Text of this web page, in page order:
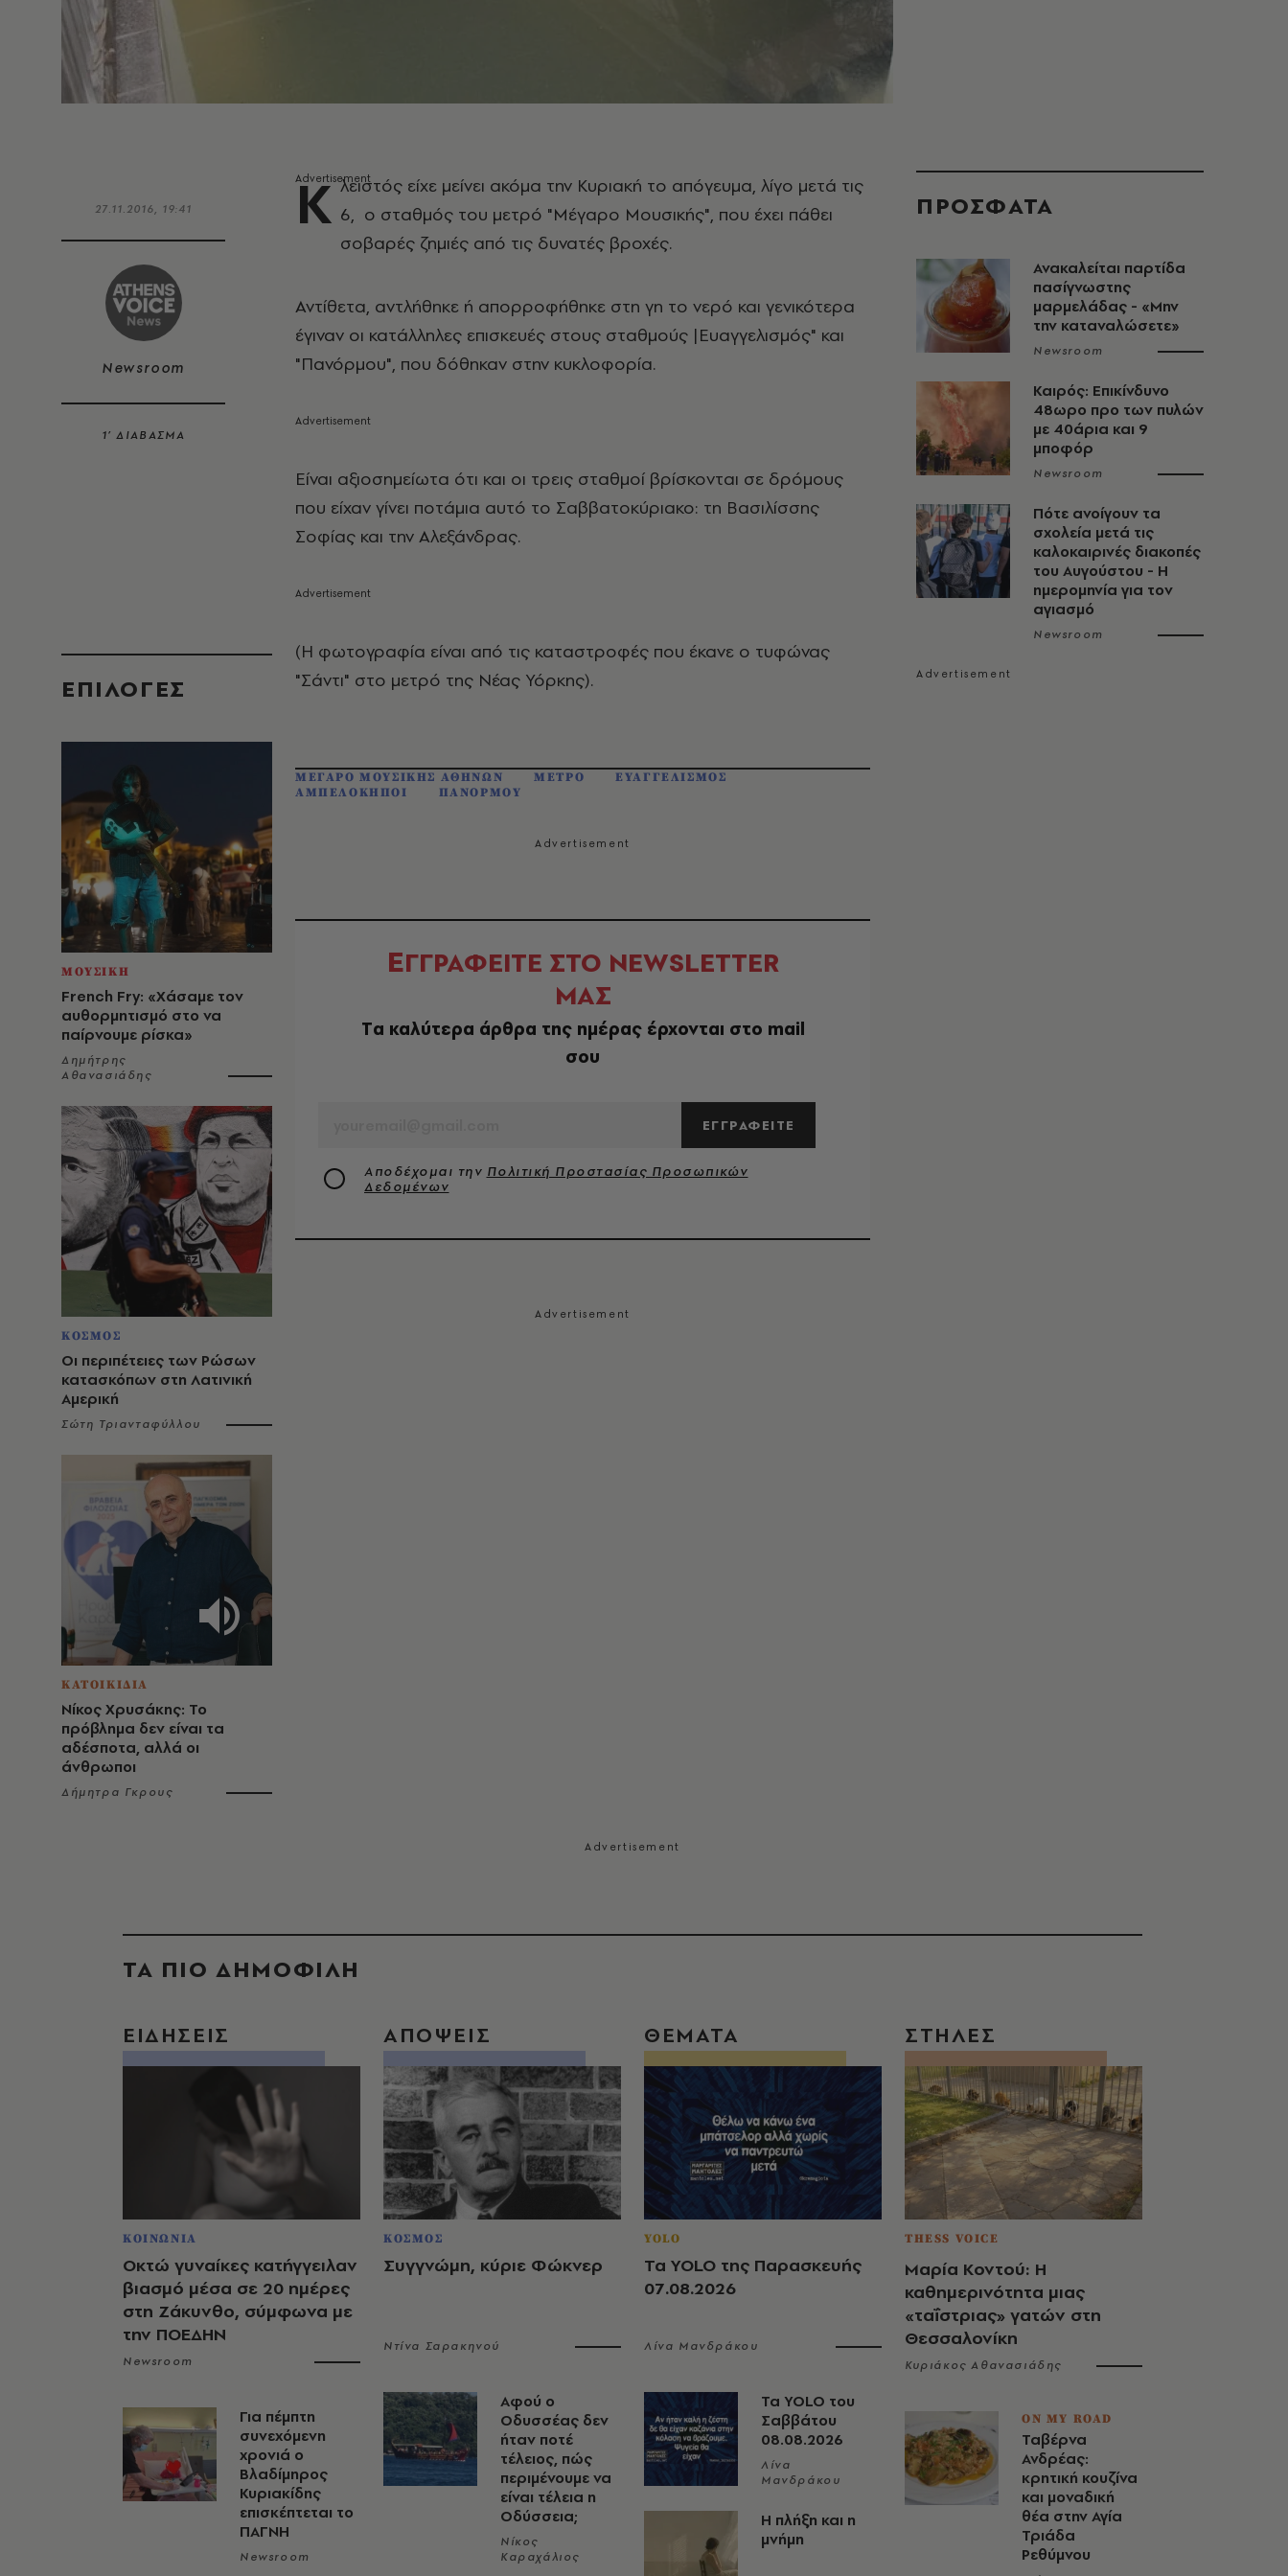
27.11.2016, 19:41
Newsroom
1’ ΔΙΑΒΑΣΜΑ
EΠΙΛΟΓΈΣ
ΜΟΥΣΙΚΗ
French Fry: «Χάσαμε τον
αυθορμητισμό στο να
παίρνουμε ρίσκα»
Δημήτρης
Αθανασιάδης
ΚΟΣΜΟΣ
Οι περιπέτειες των Ρώσων
κατασκόπων στη Λατινική
Αμερική
Σώτη Τριανταφύλλου
ΚΑΤΟΙΚΙΔΙΑ
Νίκος Χρυσάκης: Το
πρόβλημα δεν είναι τα
αδέσποτα, αλλά οι
άνθρωποι
Δήμητρα Γκρους
Κ λειστός είχε μείνει ακόμα την Κυριακή το απόγευμα, λίγο μετά τις
6, ο σταθμός του μετρό "Μέγαρο Μουσικής", που έχει πάθει
σοβαρές ζημιές από τις δυνατές βροχές.
Αντίθετα, αντλήθηκε ή απορροφήθηκε στη γη το νερό και γενικότερα
έγιναν οι κατάλληλες επισκευές στους σταθμούς |Ευαγγελισμός" και
"Πανόρμου", που δόθηκαν στην κυκλοφορία.
Είναι αξιοσημείωτα ότι και οι τρεις σταθμοί βρίσκονται σε δρόμους
που είχαν γίνει ποτάμια αυτό το Σαββατοκύριακο: τη Βασιλίσσης
Σοφίας και την Αλεξάνδρας.
(Η φωτογραφία είναι από τις καταστροφές που έκανε ο τυφώνας
"Σάντι" στο μετρό της Νέας Υόρκης).
ΜΕΓΑΡΟ ΜΟΥΣΙΚΗΣ ΑΘΗΝΩΝ ΜΕΤΡΟ
ΕΥΑΓΓΕΛΙΣΜΟΣ
ΑΜΠΕΛΟΚΗΠΟΙ
ΠΑΝΟΡΜΟΥ
ΕΓΓΡΑΦΕΙΤΕ ΣΤΟ NEWSLETTER
ΜΑΣ
Tα καλύτερα άρθρα της ημέρας έρχονται στο mail
σου
ΕΓΓΡΑΦΕΙΤΕ
Αποδέχομαι την Πολιτική Προστασίας Προσωπικών
Δεδομένων
ΠΡΟΣΦΑΤΑ
Ανακαλείται παρτίδα
πασίγνωστης
μαρμελάδας - «Μην
την καταναλώσετε»
Newsroom
Καιρός: Επικίνδυνο
48ωρο προ των πυλών
με 40άρια και 9
μποφόρ
Newsroom
Πότε ανοίγουν τα
σχολεία μετά τις
καλοκαιρινές διακοπές
του Αυγούστου - Η
ημερομηνία για τον
αγιασμό
Newsroom
ΤΑ ΠΙΟ ΔΗΜΟΦΙΛΗ
ΕΙΔΗΣΕΙΣ
ΚΟΙΝΩΝΙΑ
Οκτώ γυναίκες κατήγγειλαν
βιασμό μέσα σε 20 ημέρες
στη Ζάκυνθο, σύμφωνα με
την ΠΟΕΔΗΝ
Newsroom
Για πέμπτη
συνεχόμενη
χρονιά ο
Βλαδίμηρος
Κυριακίδης
επισκέπτεται το
ΠΑΓΝΗ
Newsroom
ΑΠΟΨΕΙΣ
ΚΟΣΜΟΣ
Συγγνώμη, κύριε Φώκνερ
Ντίνα Σαρακηνού
Αφού ο
Οδυσσέας δεν
ήταν ποτέ
τέλειος, πώς
περιμένουμε να
είναι τέλεια η
Οδύσσεια;
Νίκος
Καραχάλιος
ΘΕΜΑΤΑ
YOLO
Τα YOLO της Παρασκευής
07.08.2026
Λίνα Μανδράκου
Τα YOLO του
Σαββάτου
08.08.2026
Λίνα
Μανδράκου
Η πλήξη και η
μνήμη
ΣΤΗΛΕΣ
THESS VOICE
Μαρία Κοντού: Η
καθημερινότητα μιας
«ταΐστριας» γατών στη
Θεσσαλονίκη
Κυριάκος Αθανασιάδης
ON MY ROAD
Ταβέρνα
Ανδρέας:
κρητική κουζίνα
και μοναδική
θέα στην Αγία
Τριάδα
Ρεθύμνου